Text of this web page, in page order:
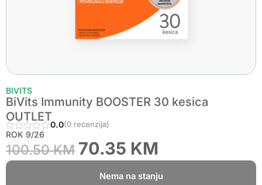
BIVITS
BiVits Immunity BOOSTER 30 kesica
OUTLET
0.0(0 recenzija)
ROK 9/26
100.50KM 70.35 KM
Nema na stanju